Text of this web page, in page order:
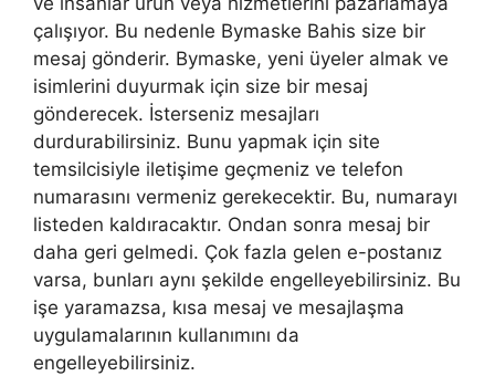
çalışıyor. Bu nedenle Bymaske Bahis size bir
mesaj gönderir. Bymaske, yeni üyeler almak ve
isimlerini duyurmak için size bir mesaj
gönderecek. İsterseniz mesajları
durdurabilirsiniz. Bunu yapmak için site
temsilcisiyle iletişime geçmeniz ve telefon
numarasını vermeniz gerekecektir. Bu, numarayı
listeden kaldıracaktır. Ondan sonra mesaj bir
daha geri gelmedi. Çok fazla gelen e-postanız
varsa, bunları aynı şekilde engelleyebilirsiniz. Bu
işe yaramazsa, kısa mesaj ve mesajlaşma
uygulamalarının kullanımını da
engelleyebilirsiniz.